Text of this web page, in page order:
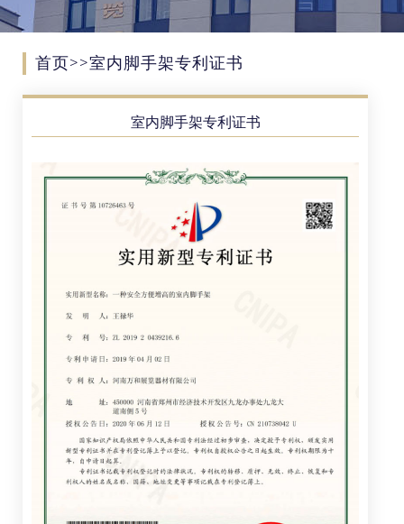
首页>>室内脚手架专利证书
室内脚手架专利证书